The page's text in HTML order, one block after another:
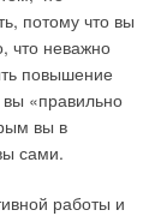
потому что вы
что неважно
повышение
«правильно
вы в
сами.
работы и
Royal
квартир,
пункта.
в себя
—
много
много
что почти
не вызывает